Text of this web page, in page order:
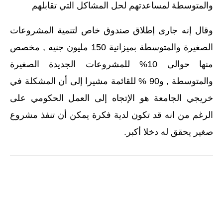
والمتوسطة لمساعدتهم لحل المشاكل التي تقابلهم
وقال إنه جارى إطلاق صندوق خاص لتنمية المشروعات
الصغيرة والمتوسطة بميزانية 150 مليون جنيه , مخصص
منها حوالى 10% للمشروعات الجديدة الصغيرة
والمتوسطة , و90 % للقائمة مشيرا إلى أن المشكلة في
خريجي الجامعة هو الإتجاه إلى العمل الحكومي على
الرغم من انه قد تكون لدية فكرة يمكن أن تنفذ مشروع
صغير يحقق له دخلا أكبر.